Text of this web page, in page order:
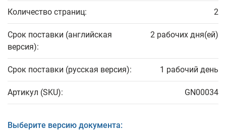
Количество страниц: 2
Срок поставки (английская
версия):
2 рабочих дня(ей)
Срок поставки (русская версия): 1 рабочий день
Артикул (SKU): GN00034
Выберите версию документа: